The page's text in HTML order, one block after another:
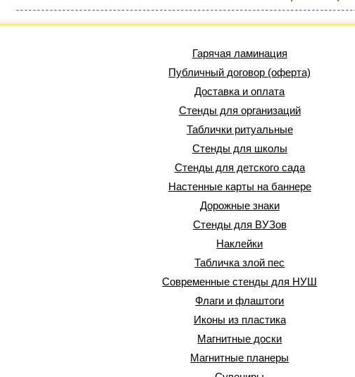
Гарячая ламинация
Публичный договор (оферта)
Доставка и оплата
Стенды для организаций
Таблички ритуальные
Стенды для школы
Стенды для детского сада
Настенные карты на баннере
Дорожные знаки
Стенды для ВУЗов
Наклейки
Табличка злой пес
Современные стенды для НУШ
Флаги и флаштоги
Иконы из пластика
Магнитные доски
Магнитные планеры